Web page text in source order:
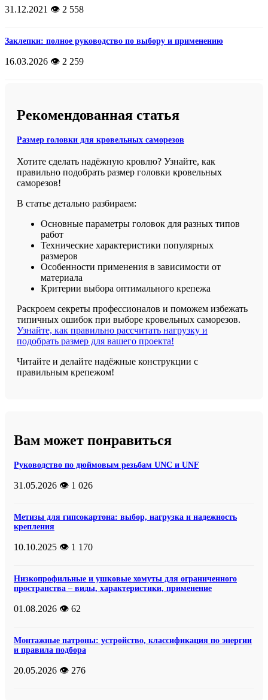
31.12.2021 👁️ 2 558
Заклепки: полное руководство по выбору и применению
16.03.2026 👁️ 2 259
Рекомендованная статья
Размер головки для кровельных саморезов
Хотите сделать надёжную кровлю? Узнайте, как
правильно подобрать размер головки кровельных
саморезов!
В статье детально разбираем:
Основные параметры головок для разных типов
работ
Технические характеристики популярных
размеров
Особенности применения в зависимости от
материала
Критерии выбора оптимального крепежа
Раскроем секреты профессионалов и поможем избежать
типичных ошибок при выборе кровельных саморезов.
Узнайте, как правильно рассчитать нагрузку и
подобрать размер для вашего проекта!
Читайте и делайте надёжные конструкции с
правильным крепежом!
Вам может понравиться
Руководство по дюймовым резьбам UNC и UNF
31.05.2026 👁️ 1 026
Метизы для гипсокартона: выбор, нагрузка и надежность
крепления
10.10.2025 👁️ 1 170
Низкопрофильные и ушковые хомуты для ограниченного
пространства – виды, характеристики, применение
01.08.2026 👁️ 62
Монтажные патроны: устройство, классификация по энергии
и правила подбора
20.05.2026 👁️ 276